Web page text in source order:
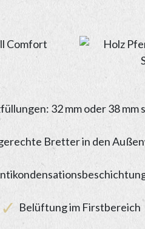
32 mm oder 38 mm
Bretter in den
Belüftung im Firstbereich